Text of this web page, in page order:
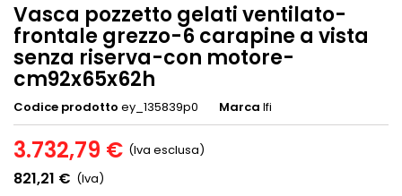
Vasca pozzetto gelati ventilato-
frontale grezzo-6 carapine a vista
senza riserva-con motore-
cm92x65x62h
Codice prodotto ey_135839p0 Marca Ifi
3.732,79 € (Iva esclusa)
821,21 € (Iva)